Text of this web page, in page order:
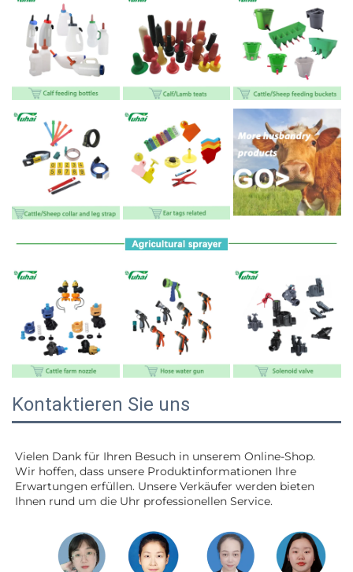
Kontaktieren Sie uns
Vielen Dank für Ihren Besuch in unserem Online-Shop.
Wir hoffen, dass unsere Produktinformationen Ihre
Erwartungen erfüllen. Unsere Verkäufer werden bieten
Ihnen rund um die Uhr professionellen Service.